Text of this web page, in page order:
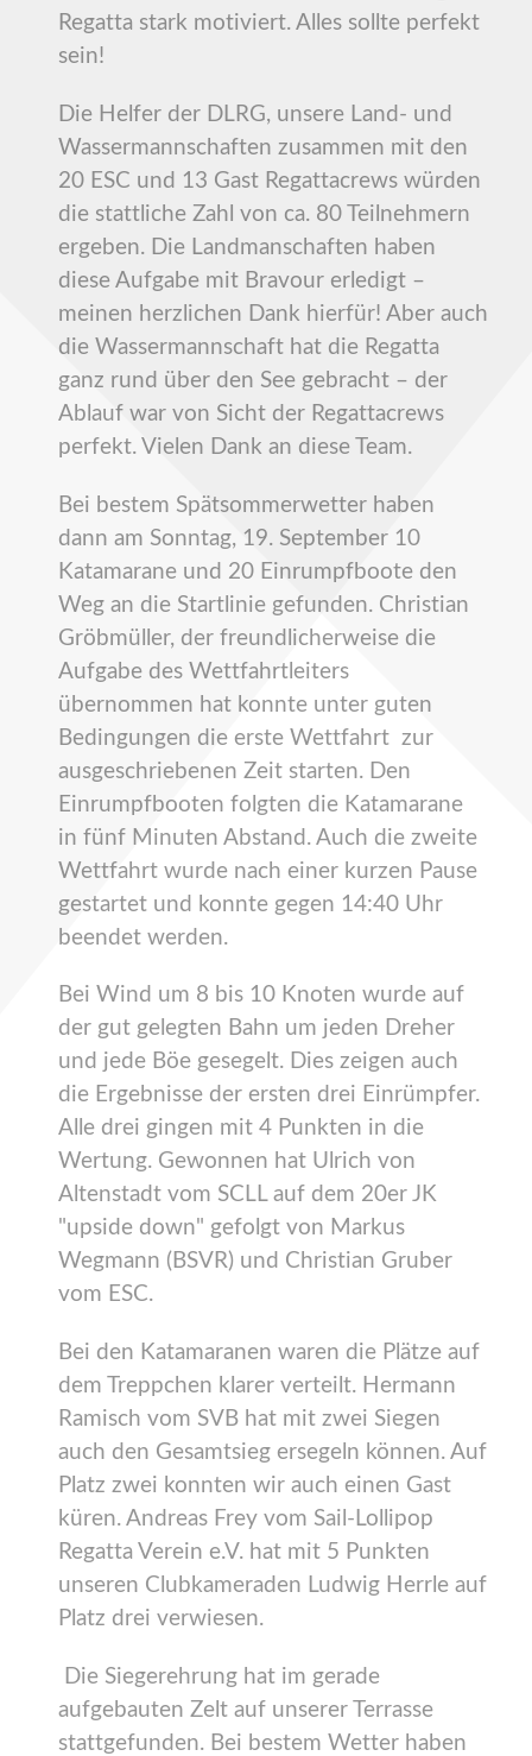
Regatta stark motiviert. Alles sollte perfekt
sein!
Die Helfer der DLRG, unsere Land- und
Wassermannschaften zusammen mit den
20 ESC und 13 Gast Regattacrews würden
die stattliche Zahl von ca. 80 Teilnehmern
ergeben. Die Landmanschaften haben
diese Aufgabe mit Bravour erledigt –
meinen herzlichen Dank hierfür! Aber auch
die Wassermannschaft hat die Regatta
ganz rund über den See gebracht – der
Ablauf war von Sicht der Regattacrews
perfekt. Vielen Dank an diese Team.
Bei bestem Spätsommerwetter haben
dann am Sonntag, 19. September 10
Katamarane und 20 Einrumpfboote den
Weg an die Startlinie gefunden. Christian
Gröbmüller, der freundlicherweise die
Aufgabe des Wettfahrtleiters
übernommen hat konnte unter guten
Bedingungen die erste Wettfahrt zur
ausgeschriebenen Zeit starten. Den
Einrumpfbooten folgten die Katamarane
in fünf Minuten Abstand. Auch die zweite
Wettfahrt wurde nach einer kurzen Pause
gestartet und konnte gegen 14:40 Uhr
beendet werden.
Bei Wind um 8 bis 10 Knoten wurde auf
der gut gelegten Bahn um jeden Dreher
und jede Böe gesegelt. Dies zeigen auch
die Ergebnisse der ersten drei Einrümpfer.
Alle drei gingen mit 4 Punkten in die
Wertung. Gewonnen hat Ulrich von
Altenstadt vom SCLL auf dem 20er JK
"upside down" gefolgt von Markus
Wegmann (BSVR) und Christian Gruber
vom ESC.
Bei den Katamaranen waren die Plätze auf
dem Treppchen klarer verteilt. Hermann
Ramisch vom SVB hat mit zwei Siegen
auch den Gesamtsieg ersegeln können. Auf
Platz zwei konnten wir auch einen Gast
küren. Andreas Frey vom Sail-Lollipop
Regatta Verein e.V. hat mit 5 Punkten
unseren Clubkameraden Ludwig Herrle auf
Platz drei verwiesen.
Die Siegerehrung hat im gerade
aufgebauten Zelt auf unserer Terrasse
stattgefunden. Bei bestem Wetter haben